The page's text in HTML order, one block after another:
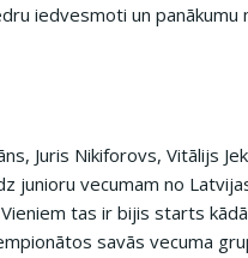
iedvesmoti un
Juris Nikiforovs, Vitālijs
junioru vecumam no
tas ir bijis starts
savās vecuma